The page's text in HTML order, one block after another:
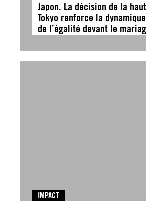
Japon. La décision de la
Tokyo renforce la
de l’égalité devant le
IMPACT